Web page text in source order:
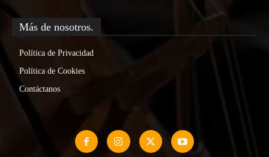
Más de nosotros.
Política de Privacidad
Política de Cookies
Contáctanos